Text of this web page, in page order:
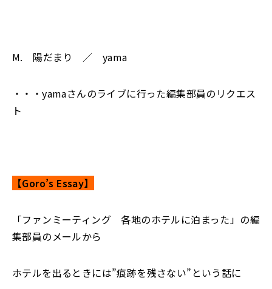
M. 陽だまり ／ yama
・・・yamaさんのライブに行った編集部員のリクエス
ト
【Goro’s Essay】
「ファンミーティング 各地のホテルに泊まった」の編
集部員のメールから
ホテルを出るときには”痕跡を残さない”という話に